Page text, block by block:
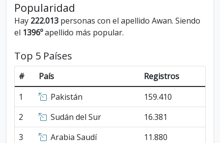
Popularidad
Hay 222.013 personas con el apellido Awan. Siendo
el 1396ºapellido más popular.
Top 5 Países
# País
Registros
1
Pakistán
159.410
2
Sudán del Sur
16.381
3
Arabia Saudí
11.880